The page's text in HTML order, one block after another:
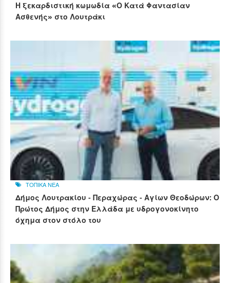
Η ξεκαρδιστική κωμωδία «Ο Κατά Φαντασίαν
Ασθενής» στο Λουτράκι
ΤΟΠΙΚΑ ΝΕΑ
Δήμος Λουτρακίου - Περαχώρας - Αγίων Θεοδώρων: Ο
Πρώτος Δήμος στην Ελλάδα με υδρογονοκίνητο
όχημα στον στόλο του